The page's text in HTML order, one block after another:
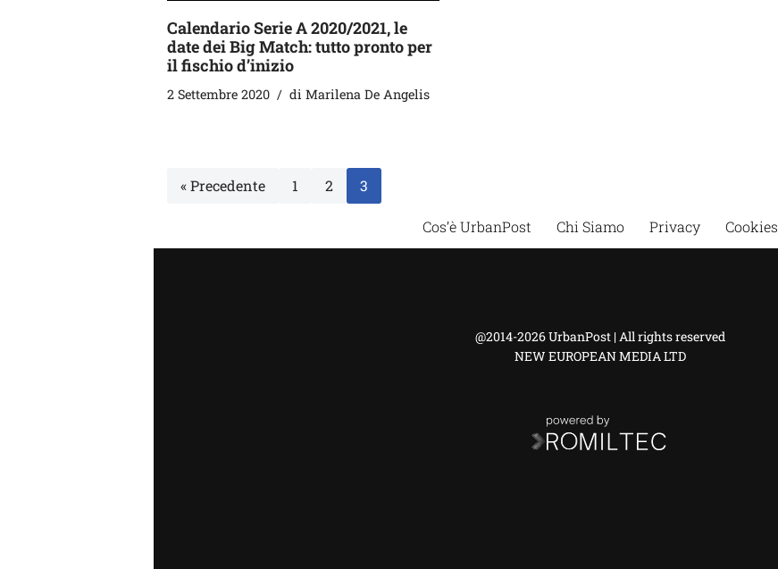
Calendario Serie A 2020/2021, le
date dei Big Match: tutto pronto per
il fischio d’inizio
2 Settembre 2020 di Marilena De Angelis
« Precedente 1 2 3
Cos’è UrbanPost Chi Siamo Privacy Cookies
@2014-2026 UrbanPost | All rights reserved
NEW EUROPEAN MEDIA LTD